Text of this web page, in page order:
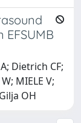
EFSUMB
Dietrich CF;
MIELE V;
OH